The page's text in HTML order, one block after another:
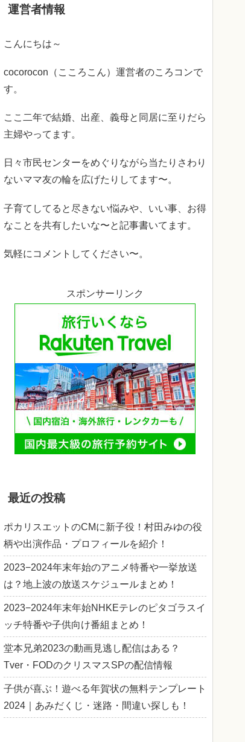
運営者情報
こんにちは～
cocorocon（こころこん）運営者のころコンで
す。
ここ二年で結婚、出産、義母と同居に至りだら
主婦やってます。
日々市民センターをめぐりながら当たりさわり
ないママ友の輪を広げたりしてます〜。
子育てしてると尽きない悩みや、いい事、お得
なことを共有したいな〜と記事書いてます。
気軽にコメントしてください〜。
スポンサーリンク
最近の投稿
ポカリスエットのCMに新子役！村田みゆの役
柄や出演作品・プロフィールを紹介！
2023−2024年末年始のアニメ特番や一挙放送
は？地上波の放送スケジュールまとめ！
2023−2024年末年始NHKEテレのピタゴラスイ
ッチ特番や子供向け番組まとめ！
堂本兄弟2023の動画見逃し配信はある？
Tver・FODのクリスマスSPの配信情報
子供が喜ぶ！遊べる年賀状の無料テンプレート
2024｜あみだくじ・迷路・間違い探しも！